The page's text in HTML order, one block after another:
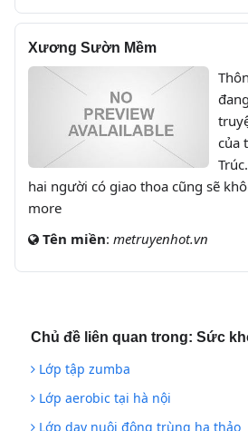
Xương Sườn Mềm
của
hai người có giao thoa cũng sẽ
more
Tên miền: metruyenhot.vn
Chủ đề liên quan trong: Sức
Lớp tập zumba
Lớp aerobic tại hà nội
Lớp dạy nuôi đông trùng hạ thảo